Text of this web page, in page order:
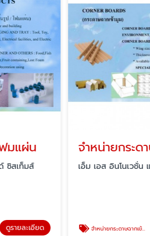
มแผ่น
ซิสเท็มส์
ดูรายละเอียด
จำหน่ายกระด
เอ็ม เอส อินโนเวชั่น
จำหน่ายกระดาษฉากเข้ามุม